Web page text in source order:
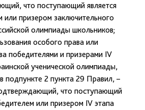
что поступающий является
или призером заключительного
олимпиады школьников;
особого права или
победителями и призерами IV
ученической олимпиады,
подпункте 2 пункта 29 Правил, –
что поступающий
или призером IV этапа